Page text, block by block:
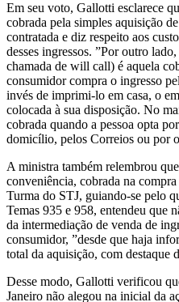
Em seu voto, Gallotti esclarece
cobrada pela simples aquisição
contratada e diz respeito aos
desses ingressos. ”Por outro
chamada de will call) é aquela
consumidor compra o ingresso
invés de imprimi-lo em casa, o
colocada à sua disposição. No
cobrada quando a pessoa opta
domicílio, pelos Correios ou por
A ministra também relembrou
conveniência, cobrada na
Turma do STJ, guiando-se pelo
Temas 935 e 958, entendeu que
da intermediação de venda de
consumidor, ”desde que haja
total da aquisição, com destaque
Desse modo, Gallotti verificou
Janeiro não alegou na inicial da